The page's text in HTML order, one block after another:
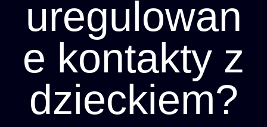
uregulowan
e kontakty z
dzieckiem?